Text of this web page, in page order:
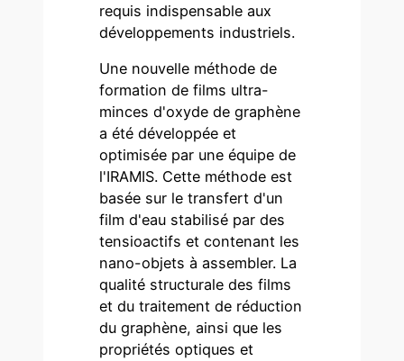
requis indispensable aux
développements industriels.
Une nouvelle méthode de
formation de films ultra-
minces d'oxyde de graphène
a été développée et
optimisée par une équipe de
l'IRAMIS. Cette méthode est
basée sur le transfert d'un
film d'eau stabilisé par des
tensioactifs et contenant les
nano-objets à assembler. La
qualité structurale des films
et du traitement de réduction
du graphène, ainsi que les
propriétés optiques et